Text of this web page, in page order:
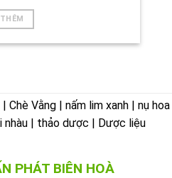
Chè Vằng | nấm lim xanh | nụ hoa
| thảo dược | Dược liệu
PHÁT BIÊN HOÀ